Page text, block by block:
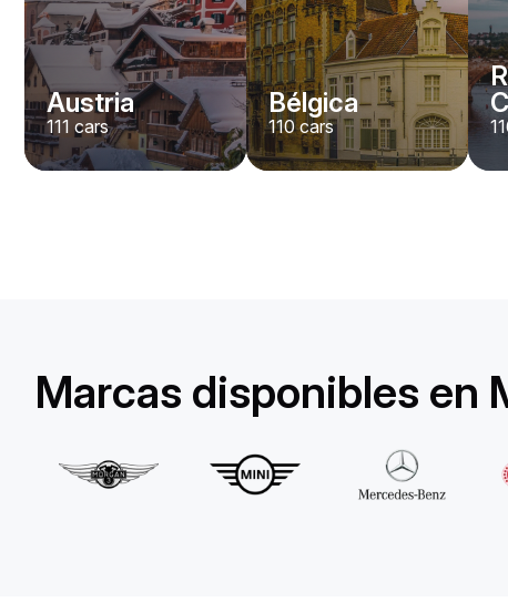
Reserva ahora
Austria
111 cars
Bélgica
110cars
Marcas disponibles en